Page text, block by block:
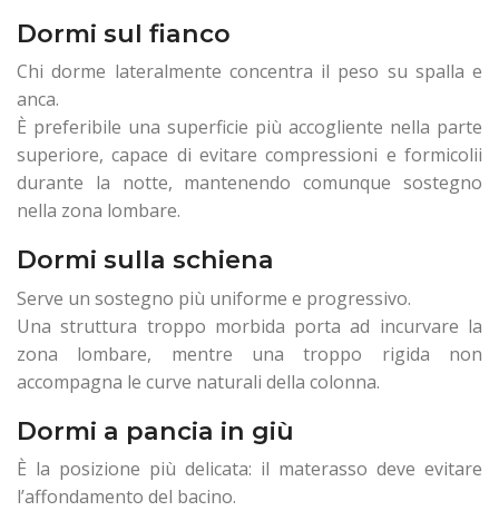
Dormi sul fianco
Chi dorme lateralmente concentra il peso su spalla e
anca.
È preferibile una superficie più accogliente nella parte
superiore, capace di evitare compressioni e formicolii
durante la notte, mantenendo comunque sostegno
nella zona lombare.
Dormi sulla schiena
Serve un sostegno più uniforme e progressivo.
Una struttura troppo morbida porta ad incurvare la
zona lombare, mentre una troppo rigida non
accompagna le curve naturali della colonna.
Dormi a pancia in giù
È la posizione più delicata: il materasso deve evitare
l’affondamento del bacino.